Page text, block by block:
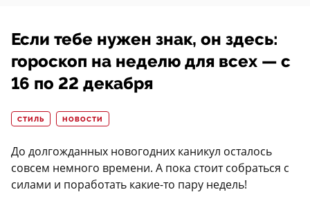
Если тебе нужен знак, он здесь:
гороскоп на неделю для всех — с
16 по 22 декабря
СТИЛЬ НОВОСТИ
До долгожданных новогодних каникул осталось
совсем немного времени. А пока стоит собраться с
силами и поработать какие-то пару недель!